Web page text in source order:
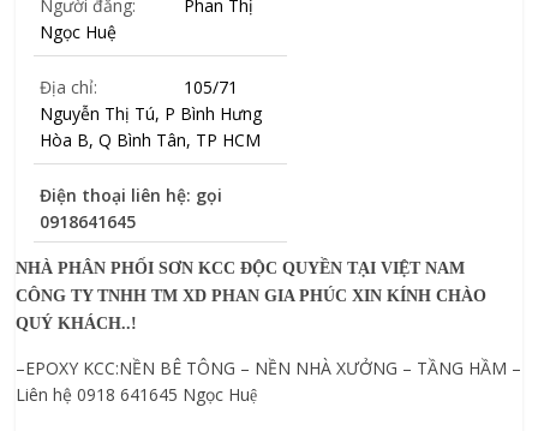
Người đăng:
Phan Thị
Ngọc Huệ
Địa chỉ:
105/71
Nguyễn Thị Tú, P Bình Hưng
Hòa B, Q Bình Tân, TP HCM
Điện thoại liên hệ: gọi
0918641645
NHÀ PHÂN PHỐI SƠN KCC ĐỘC QUYỀN TẠI VIỆT NAM
CÔNG TY TNHH TM XD PHAN GIA PHÚC XIN KÍNH CHÀO
QUÝ KHÁCH..!
–EPOXY KCC:NỀN BÊ TÔNG – NỀN NHÀ XƯỞNG – TẦNG HẦM –
Liên hệ 0918 641645 Ngọc Huệ